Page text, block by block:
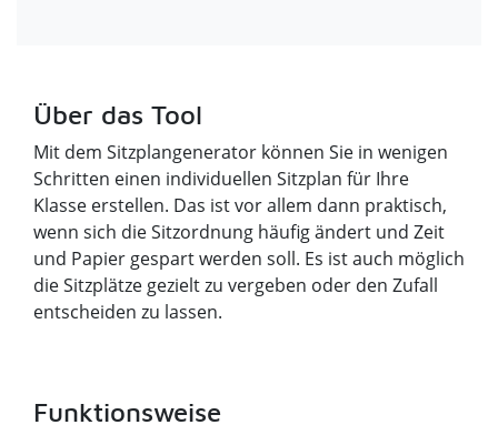
Über das Tool
Mit dem Sitzplangenerator können Sie in wenigen
Schritten einen individuellen Sitzplan für Ihre
Klasse erstellen. Das ist vor allem dann praktisch,
wenn sich die Sitzordnung häufig ändert und Zeit
und Papier gespart werden soll. Es ist auch möglich
die Sitzplätze gezielt zu vergeben oder den Zufall
entscheiden zu lassen.
Funktionsweise